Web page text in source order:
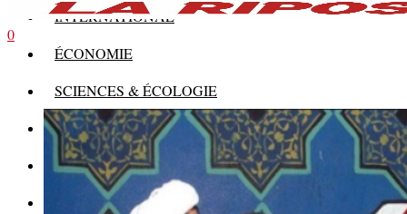
INTERNATIONAL
ÉCONOMIE
SCIENCES & ÉCOLOGIE
HISTOIRE
THÉORIE
CULTURE
0